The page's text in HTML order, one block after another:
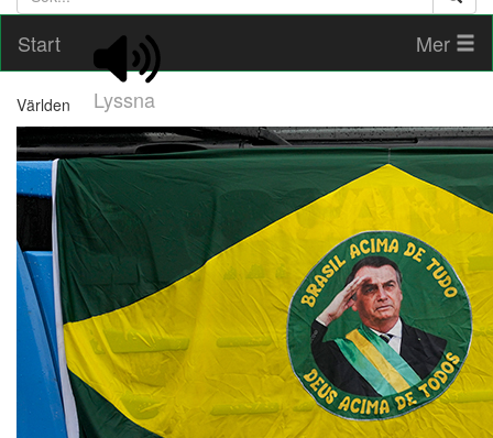
Start
Lyssna
Mer
Världen